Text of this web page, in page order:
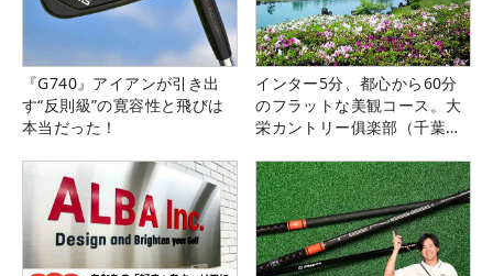
『G740』アイアンが引き出
す“反則級”の寛容性と飛びは
本当だった！
インター5分、都心から60分
のフラットな美観コース。大
栄カントリー俱楽部（千葉